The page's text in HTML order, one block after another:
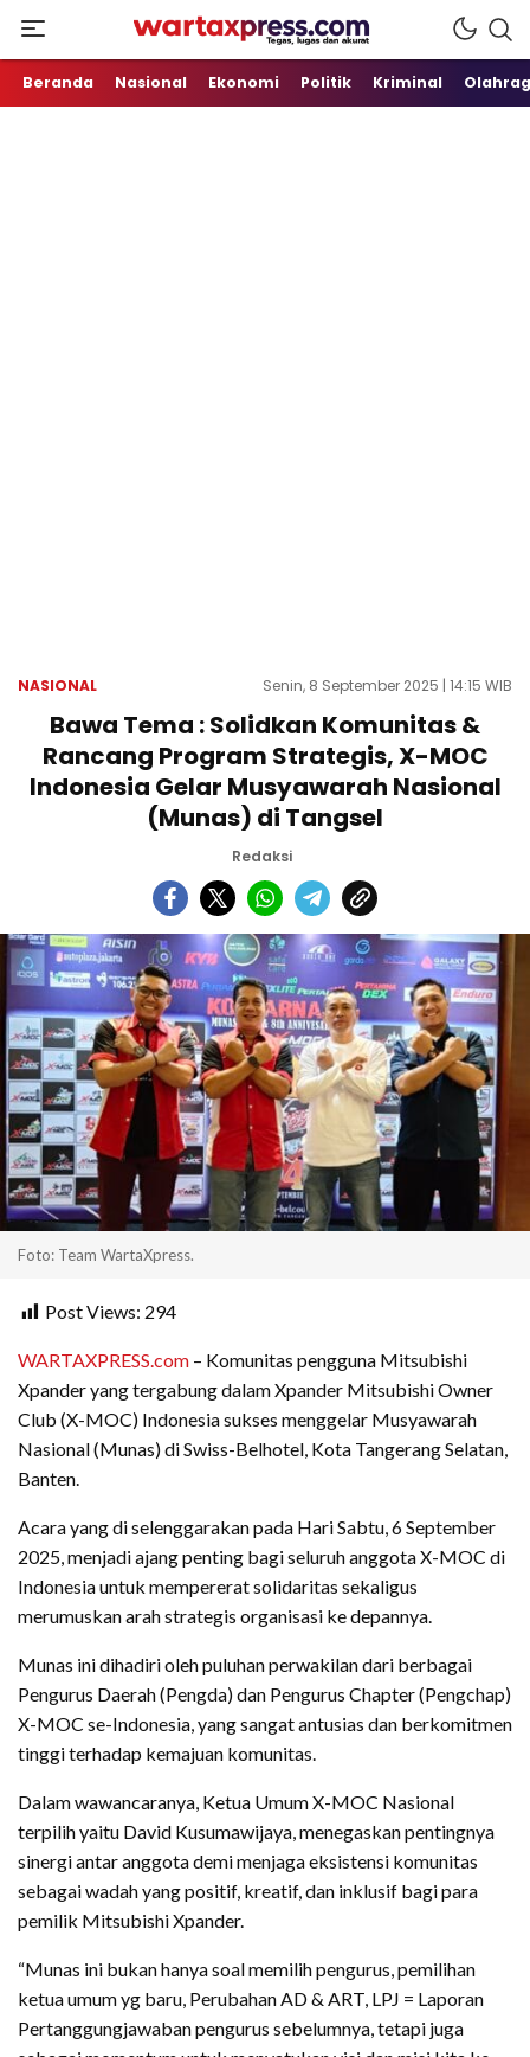
WartaXpress
Tegas, Lugas dan Akurat
Beranda Nasional Ekonomi Politik Kriminal
NASIONAL Senin, 8 September 2025 | 14:15 WIB
Bawa Tema : Solidkan Komunitas &
Rancang Program Strategis, X-MOC
Indonesia Gelar Musyawarah Nasional
(Munas) di Tangsel
Redaksi
Foto: Team WartaXpress.
Post Views: 294
WARTAXPRESS.com – Komunitas pengguna Mitsubishi
Xpander yang tergabung dalam Xpander Mitsubishi Owner
Club (X-MOC) Indonesia sukses menggelar Musyawarah
Nasional (Munas) di Swiss-Belhotel, Kota Tangerang Selatan,
Banten.
Acara yang di selenggarakan pada Hari Sabtu, 6 September
2025, menjadi ajang penting bagi seluruh anggota X-MOC di
Indonesia untuk mempererat solidaritas sekaligus
merumuskan arah strategis organisasi ke depannya.
Munas ini dihadiri oleh puluhan perwakilan dari berbagai
Pengurus Daerah (Pengda) dan Pengurus Chapter (Pengchap)
X-MOC se-Indonesia, yang sangat antusias dan berkomitmen
tinggi terhadap kemajuan komunitas.
Dalam wawancaranya, Ketua Umum X-MOC Nasional
terpilih yaitu David Kusumawijaya, menegaskan pentingnya
sinergi antar anggota demi menjaga eksistensi komunitas
sebagai wadah yang positif, kreatif, dan inklusif bagi para
pemilik Mitsubishi Xpander.
“Munas ini bukan hanya soal memilih pengurus, pemilihan
ketua umum yg baru, Perubahan AD & ART, LPJ = Laporan
Pertanggungjawaban pengurus sebelumnya, tetapi juga